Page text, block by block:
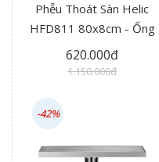
Phễu Thoát Sàn Helic
HFD811 80x8cm - Ống
Thoát Giữa
620.000đ
1.150.000đ
-42%